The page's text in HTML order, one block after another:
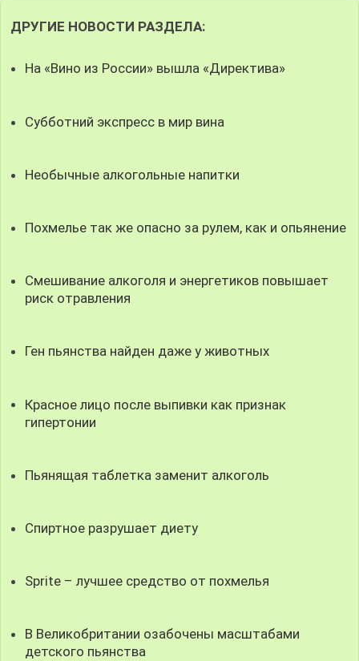
ДРУГИЕ НОВОСТИ РАЗДЕЛА:
На «Вино из России» вышла «Директива»
Субботний экспресс в мир вина
Необычные алкогольные напитки
Похмелье так же опасно за рулем, как и опьянение
Смешивание алкоголя и энергетиков повышает
риск отравления
Ген пьянства найден даже у животных
Красное лицо после выпивки как признак
гипертонии
Пьянящая таблетка заменит алкоголь
Спиртное разрушает диету
Sprite – лучшее средство от похмелья
В Великобритании озабочены масштабами
детского пьянства